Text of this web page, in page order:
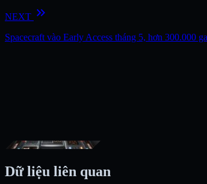
NEXT keyboard_double_arrow_right
Spacecraft vào Early Access tháng 5, hơn 300.000
Dữ liệu liên quan